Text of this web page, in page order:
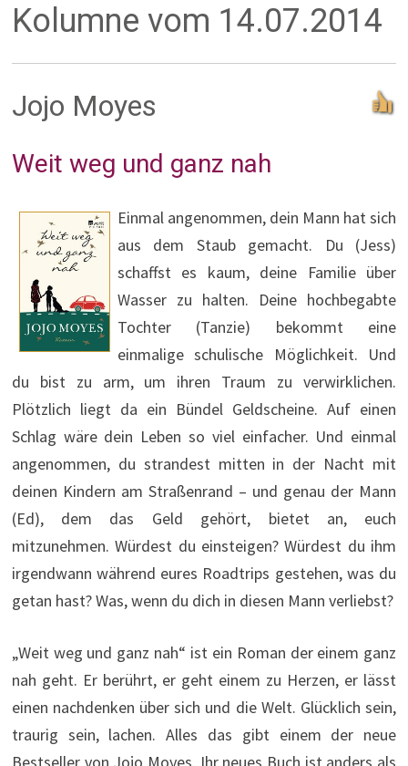
Kolumne vom 14.07.2014
Jojo Moyes
Weit weg und ganz nah
Einmal angenommen, dein Mann hat sich
aus dem Staub gemacht. Du (Jess)
schaffst es kaum, deine Familie über
Wasser zu halten. Deine hochbegabte
Tochter (Tanzie) bekommt eine
einmalige schulische Möglichkeit. Und
du bist zu arm, um ihren Traum zu verwirklichen.
Plötzlich liegt da ein Bündel Geldscheine. Auf einen
Schlag wäre dein Leben so viel einfacher. Und einmal
angenommen, du strandest mitten in der Nacht mit
deinen Kindern am Straßenrand – und genau der Mann
(Ed), dem das Geld gehört, bietet an, euch
mitzunehmen. Würdest du einsteigen? Würdest du ihm
irgendwann während eures Roadtrips gestehen, was du
getan hast? Was, wenn du dich in diesen Mann verliebst?
„Weit weg und ganz nah“ ist ein Roman der einem ganz
nah geht. Er berührt, er geht einem zu Herzen, er lässt
einen nachdenken über sich und die Welt. Glücklich sein,
traurig sein, lachen. Alles das gibt einem der neue